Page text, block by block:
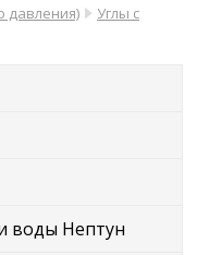
давления)
Углы с
воды Нептун